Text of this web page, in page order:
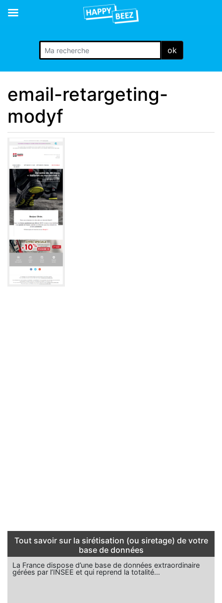
ok
email-retargeting-
modyf
Tout savoir sur la sirétisation (ou siretage) de votre
base de données
La France dispose d’une base de données extraordinaire
gérées par l’INSEE et qui reprend la totalité…